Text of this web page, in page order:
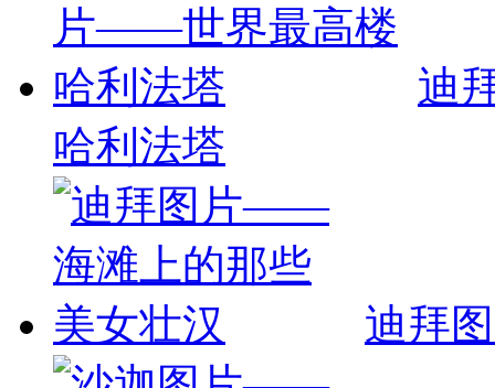
迪
哈利法塔
迪拜